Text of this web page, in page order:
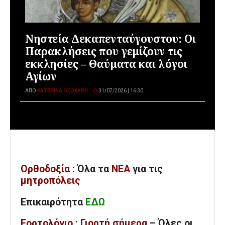
Νηστεία Δεκαπενταύγουστου: Οι
Παρακλήσεις που γεμίζουν τις
εκκλησίες – Θαύματα και λόγοι
Αγίων
ΑΠΌ ΚΑΤΕΡΊΝΑ ΘΕΟΧΆΡΗ 31/07/2026 | 16:30
Ορθοδοξία : Όλα τα ΝΕΑ για τις
μητροπόλεις
Επικαιρότητα ΕΔΩ